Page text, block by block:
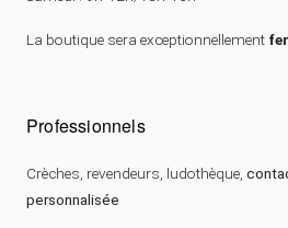
La boutique sera exceptionnellement
Professionnels
Crèches, revendeurs, ludothèque,
personnalisée